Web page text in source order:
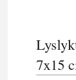
7x15